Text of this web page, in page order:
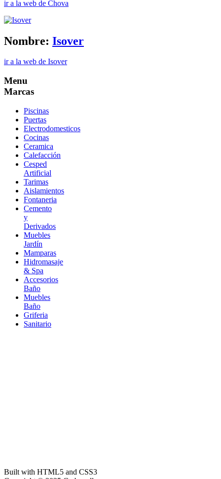
ir a la web de Chova
Nombre: Isover
ir a la web de Isover
Menu
Marcas
Piscinas
Puertas
Electrodomesticos
Cocinas
Ceramica
Calefacción
Cesped
Artificial
Tarimas
Aislamientos
Fontaneria
Cemento
y
Derivados
Muebles
Jardín
Mamparas
Hidromasaje
& Spa
Accesorios
Baño
Muebles
Baño
Griferia
Sanitario
Built with HTML5 and CSS3